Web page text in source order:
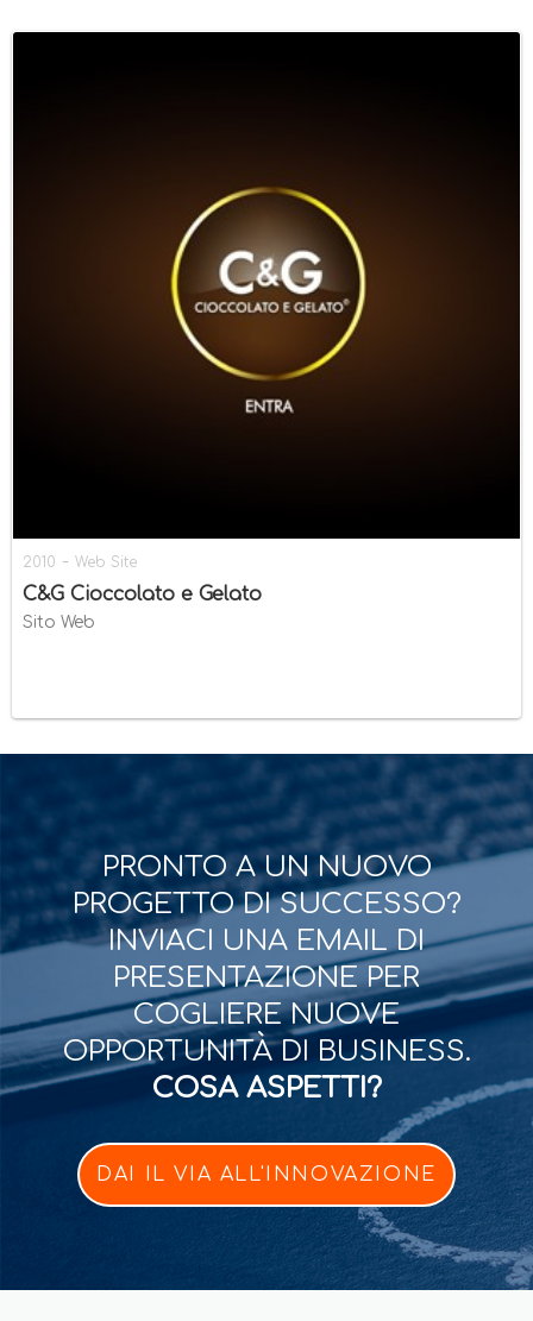
2010 - Web Site
C&G Cioccolato e Gelato
Sito Web
PRONTO A UN NUOVO
PROGETTO DI SUCCESSO?
INVIACI UNA EMAIL DI
PRESENTAZIONE PER
COGLIERE NUOVE
OPPORTUNITÀ DI BUSINESS.
COSA ASPETTI?
DAI IL VIA ALL'INNOVAZIONE